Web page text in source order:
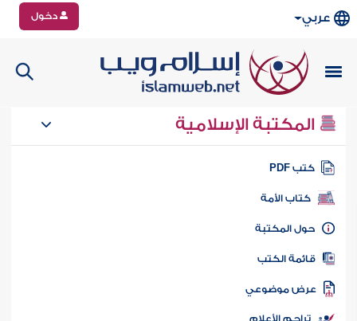
عربي دخول
المكتبة الإسلامية
كتب PDF
كتاب الأمة
المكتبة
الكتب